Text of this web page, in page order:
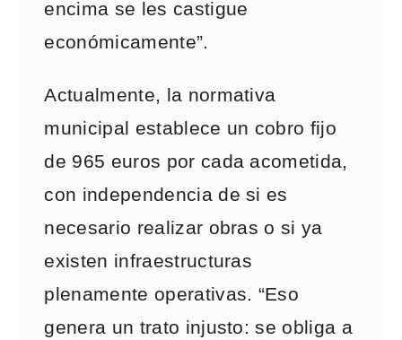
encima se les castigue
económicamente”.
Actualmente, la normativa
municipal establece un cobro fijo
de 965 euros por cada acometida,
con independencia de si es
necesario realizar obras o si ya
existen infraestructuras
plenamente operativas. “Eso
genera un trato injusto: se obliga a